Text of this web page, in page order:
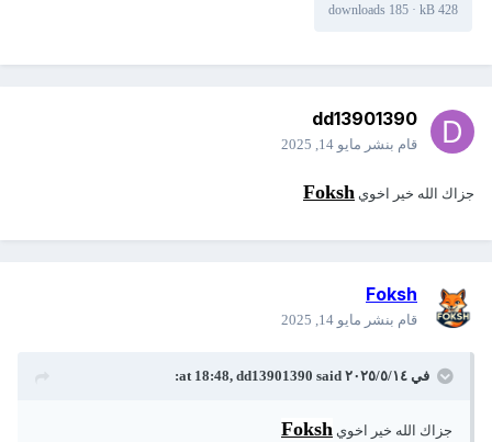
428 kB
·
185 downloads
dd13901390
قام بنشر مايو 14, 2025
جزاك الله خير اخويFoksh
Foksh
قام بنشر مايو 14, 2025
في ١٤‏/٥‏/٢٠٢٥ at 18:48, dd13901390said:
جزاك الله خير اخويFoksh